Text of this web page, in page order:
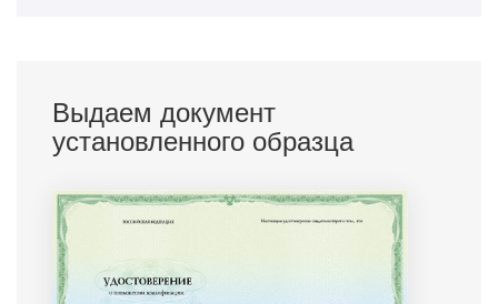
Выдаем документ
установленного образца